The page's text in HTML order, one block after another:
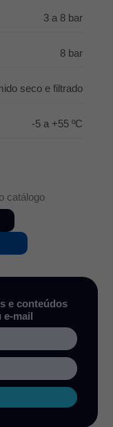
3 a 8 bar
8 bar
seco e filtrado
-5 a +55 ºC
catálogo
e conteúdos
mail